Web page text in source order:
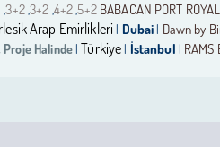
,3+2,3+2 ,4+2,5+2 BABACAN PORT ROYAL
Arap Emirlikleri Dubai Dawn by
Proje Halinde| Türkiye İstanbul RAMS